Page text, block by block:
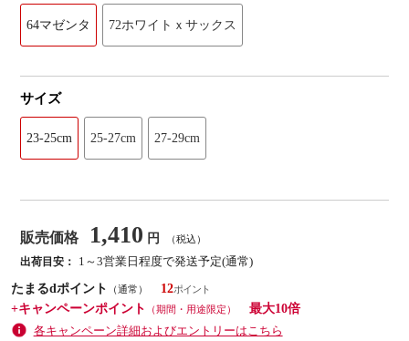
64マゼンタ 72ホワイトｘサックス
サイズ
23-25cm 25-27cm 27-29cm
販売価格 1,410 円 （税込）
出荷目安：
1～3営業日程度で発送予定(通常)
たまるdポイント
（通常）
12
+キャンペーンポイント
（期間・用途限定）
最大10倍
各キャンペーン詳細およびエントリーはこちら